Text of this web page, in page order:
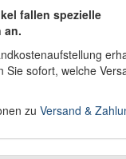
fallen spezielle
an.
Sie sofort, welche
zu Versand &